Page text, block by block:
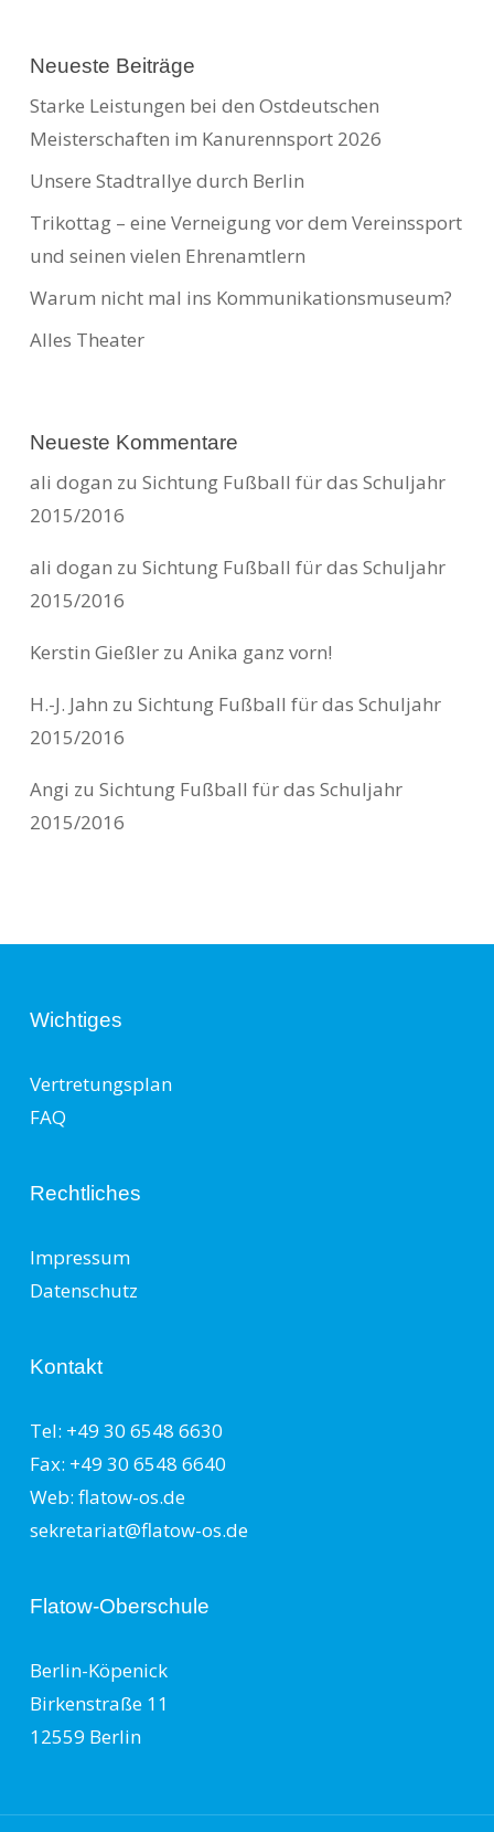
Neueste Beiträge
Starke Leistungen bei den Ostdeutschen
Meisterschaften im Kanurennsport 2026
Unsere Stadtrallye durch Berlin
Trikottag – eine Verneigung vor dem Vereinssport
und seinen vielen Ehrenamtlern
Warum nicht mal ins Kommunikationsmuseum?
Alles Theater
Neueste Kommentare
ali dogan zu Sichtung Fußball für das Schuljahr
2015/2016
ali dogan zu Sichtung Fußball für das Schuljahr
2015/2016
Kerstin Gießlerzu Anika ganz vorn!
H.-J. Jahn zu Sichtung Fußball für das Schuljahr
2015/2016
Angi zu Sichtung Fußball für das Schuljahr
2015/2016
Wichtiges
Vertretungsplan
FAQ
Rechtliches
Impressum
Datenschutz
Kontakt
Tel: +49 30 6548 6630
Fax: +49 30 6548 6640
Web: flatow-os.de
sekretariat@flatow-os.de
Flatow-Oberschule
Berlin-Köpenick
Birkenstraße 11
12559 Berlin